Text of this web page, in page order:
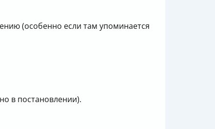
(особенно если там упоминается
в постановлении).